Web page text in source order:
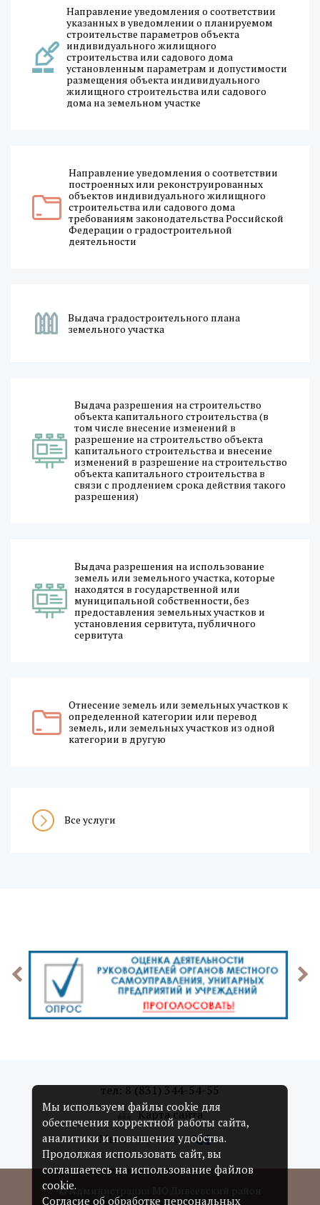
Направление уведомления о соответствии
указанных в уведомлении о планируемом
строительстве параметров объекта
индивидуального жилищного
строительства или садового дома
установленным параметрам и допустимости
размещения объекта индивидуального
жилищного строительства или садового
дома на земельном участке
Направление уведомления о соответствии
построенных или реконструированных
объектов индивидуального жилищного
строительства или садового дома
требованиям законодательства Российской
Федерации о градостроительной
деятельности
Выдача градостроительного плана
земельного участка
Выдача разрешения на строительство
объекта капитального строительства (в
том числе внесение изменений в
разрешение на строительство объекта
капитального строительства и внесение
изменений в разрешение на строительство
объекта капитального строительства в
связи с продлением срока действия такого
разрешения)
Выдача разрешения на использование
земель или земельного участка, которые
находятся в государственной или
муниципальной собственности, без
предоставления земельных участков и
установления сервитута, публичного
сервитута
Отнесение земель или земельных участков к
определенной категории или перевод
земель, или земельных участков из одной
категории в другую
Все услуги
тел: 8 (831) 344-54-55
Карта сайта
Мы в соцсетях:
© Администрация МО Дивеевский район
Мы используем файлы cookie для
обеспечения корректной работы сайта,
аналитики и повышения удобства.
Продолжая использовать сайт, вы
соглашаетесь на использование файлов
cookie.
Согласие об обработке персональных